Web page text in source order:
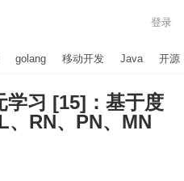
登录
golang 移动开发 Java 开源
学习 [15]：基于度
、RN、PN、MN